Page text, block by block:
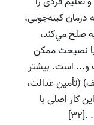
درمان كينه‌جویى،
صلح مي‌كند،
با نصيحت ممكن
و... است. بيشتر
(تأمين عدالت،
كار اصلى با